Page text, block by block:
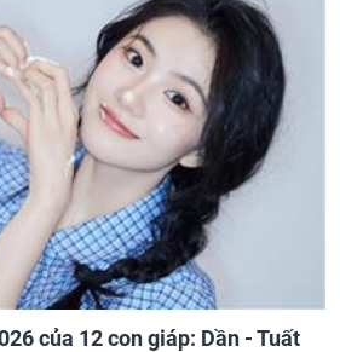
của 12 con giáp: Dần - Tuất